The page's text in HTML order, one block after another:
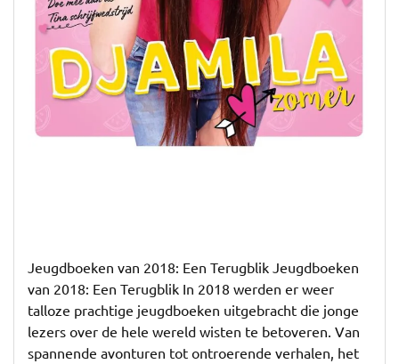
Jeugdboeken van 2018: Een Terugblik Jeugdboeken
van 2018: Een Terugblik In 2018 werden er weer
talloze prachtige jeugdboeken uitgebracht die jonge
lezers over de hele wereld wisten te betoveren. Van
spannende avonturen tot ontroerende verhalen, het